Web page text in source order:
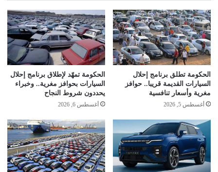
الحكومة تطلق برنامج إحلال
السيارات القديمة قريبا.. حوافز
مغرية وأسعار تنافسية
أغسطس 5, 2026
الحكومة تمهّد لإطلاق برنامج إحلال
السيارات بحوافز مغرية.. وخبراء
يحددون شروط النجاح
أغسطس 6, 2026